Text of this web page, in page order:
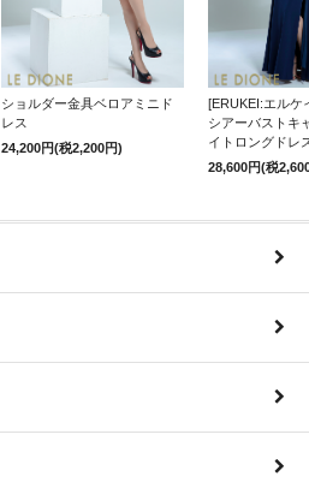
ショルダー金具ベロアミニド
レス
24,200円(税2,200円)
[ERUKEI:エルケ
シアーバストキ
イトロングドレ
28,600円(税